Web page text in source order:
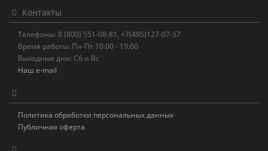
Контакты
Телефоны: 8 (800) 551-08-81, +7(495)127-07-57
Время работы: Пн-Пт 10:00 - 19:00
Выходные дни: Сб и Вс
Наш e-mail
Политика обработки персональных данных
Публичная оферта